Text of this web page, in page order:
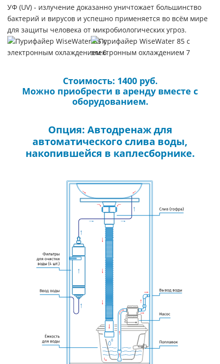
УФ (UV) - излучение доказанно уничтожает большинство
бактерий и вирусов и успешно применяется во всём мире
для защиты человека от микробиологических угроз.
Стоимость: 1400 руб.
Можно приобрести в аренду вместе с
оборудованием.
Опция: Автодренаж для
автоматического слива воды,
накопившейся в каплесборнике.